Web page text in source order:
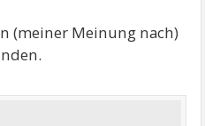
(meiner Meinung nach)